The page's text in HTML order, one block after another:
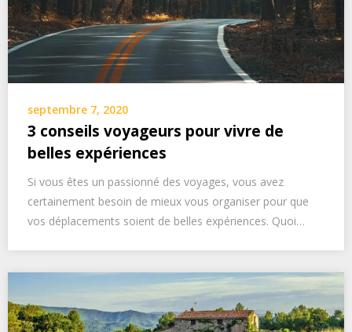
septembre 7, 2020
3 conseils voyageurs pour vivre de
belles expériences
Si vous êtes un passionné des voyages, vous avez
certainement besoin de mieux vous organiser pour que
vos déplacements soient de belles expériences. Quoi…